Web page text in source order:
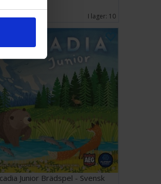
I lager: 10
Junior Brädspel - Svensk